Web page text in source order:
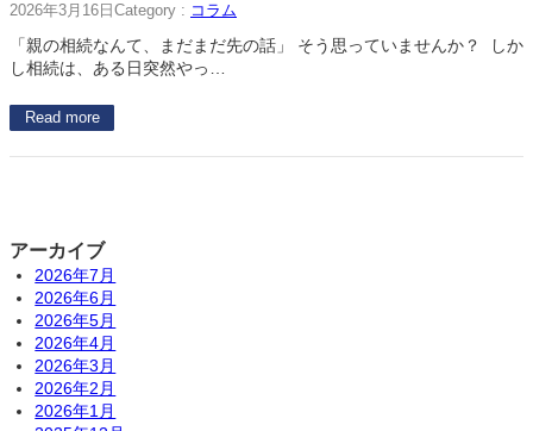
2026年3月16日 Category : コラム
「親の相続なんて、まだまだ先の話」 そう思っていませんか？ しか
し相続は、ある日突然やっ…
Read more
アーカイブ
2026年7月
2026年6月
2026年5月
2026年4月
2026年3月
2026年2月
2026年1月